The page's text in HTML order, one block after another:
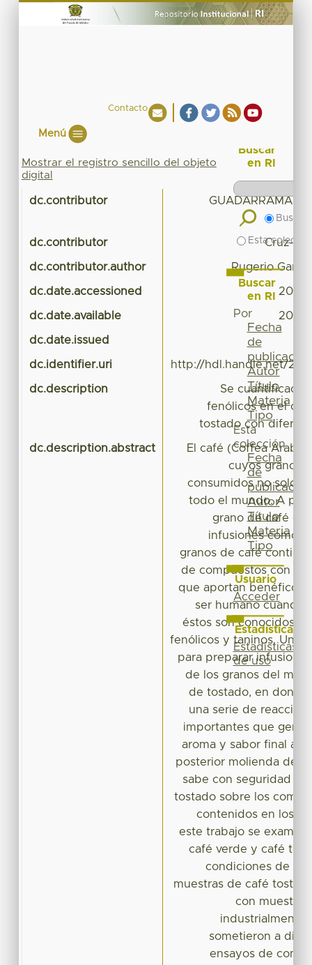
Contacto
Menú
Mostrar el registro sencillo del objeto
digital
dc.contributor GUADARRAMA-
dc.contributor Cruz-
dc.contributor.author Rugerio
dc.date.accessioned 2017-
dc.date.available 2017-
dc.date.issued
dc.identifier.uri http://hdl.handle.net/
dc.description
Se
fenólicos en el
tostado con
dc.description.abstract
El café (Coffea
cuyos granos
consumidos no solo
todo el mundo. A
grano de café es
infusiones como
granos de café
de compuestos con
que aportan benéficos
ser humano cuando
éstos son conocidos
fenólicos y taninos. Una
para preparar
de los granos del
de tostado, en donde
una serie de
importantes que
aroma y sabor final a
posterior molienda de
sabe con seguridad
tostado sobre los
contenidos en los
este trabajo se
café verde y café
condiciones de
muestras de café
con
industrialmente.
sometieron a
ensayos de
Buscar
en RI
Buscar
Esta
Buscar
en RI
Por
Fecha
de
publicación
Autor
Título
Materia
Tipo
Esta
colección
Fecha
de
publicación
Autor
Título
Materia
Tipo
Usuario
Acceder
Estadísticas
Estadísticas
de uso